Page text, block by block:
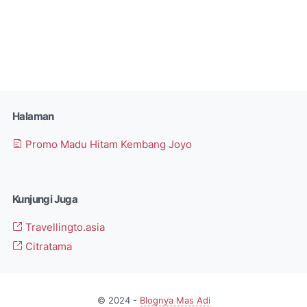
Halaman
Promo Madu Hitam Kembang Joyo
Kunjungi Juga
Travellingto.asia
Citratama
© 2024 - Blognya Mas Adi